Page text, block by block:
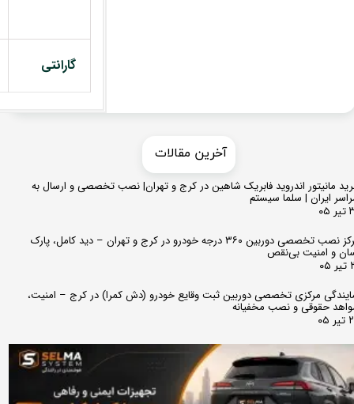
گارانتی
مانیتور اندروید فابریک شاهین در کرج و تهران| نصب تخصصی و ارسال به
ایران | سلما سیستم
مرکز نصب تخصصی دوربین ۳۶۰ درجه خودرو در کرج و تهران – دید کامل، پارک
و امنیت بی‌نقص
مرکزی تخصصی دوربین ثبت وقایع خودرو (دش کمرا) در کرج – امنیت،
حقوقی و نصب مخفیانه
​​آخرین مقالات